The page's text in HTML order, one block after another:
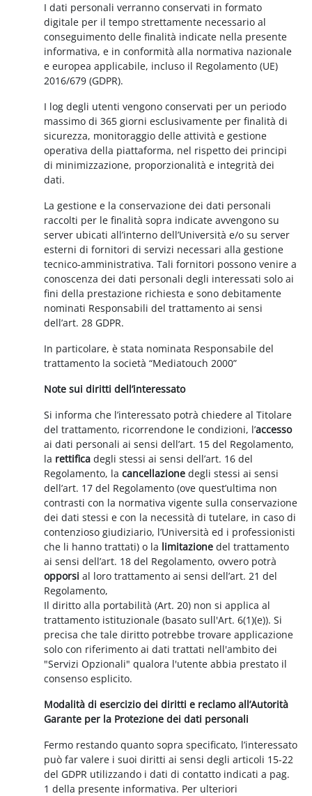
I dati personali verranno conservati in formato
digitale per il tempo strettamente necessario al
conseguimento delle finalità indicate nella presente
informativa, e in conformità alla normativa nazionale
e europea applicabile, incluso il Regolamento (UE)
2016/679 (GDPR).
I log degli utenti vengono conservati per un periodo
massimo di 365 giorni esclusivamente per finalità di
sicurezza, monitoraggio delle attività e gestione
operativa della piattaforma, nel rispetto dei principi
di minimizzazione, proporzionalità e integrità dei
dati.
La gestione e la conservazione dei dati personali
raccolti per le finalità sopra indicate avvengono su
server ubicati all’interno dell’Università e/o su server
esterni di fornitori di servizi necessari alla gestione
tecnico-amministrativa. Tali fornitori possono venire a
conoscenza dei dati personali degli interessati solo ai
fini della prestazione richiesta e sono debitamente
nominati Responsabili del trattamento ai sensi
dell’art. 28 GDPR.
In particolare, è stata nominata Responsabile del
trattamento la società “Mediatouch 2000”
Note sui diritti dell’interessato
Si informa che l’interessato potrà chiedere al Titolare
del trattamento, ricorrendone le condizioni, l’accesso
ai dati personali ai sensi dell’art. 15 del Regolamento,
la rettificadegli stessi ai sensi dell’art. 16 del
Regolamento, lacancellazione degli stessi ai sensi
dell’art. 17 del Regolamento (ove quest’ultima non
contrasti con la normativa vigente sulla conservazione
dei dati stessi e con la necessità di tutelare, in caso di
contenzioso giudiziario, l’Università ed i professionisti
che li hanno trattati) o la limitazione del trattamento
ai sensi dell’art. 18 del Regolamento, ovvero potrà
opporsi al loro trattamento ai sensi dell’art. 21 del
Regolamento,
Il diritto alla portabilità (Art. 20) non si applica al
trattamento istituzionale (basato sull'Art. 6(1)(e)). Si
precisa che tale diritto potrebbe trovare applicazione
solo con riferimento ai dati trattati nell'ambito dei
"Servizi Opzionali" qualora l'utente abbia prestato il
consenso esplicito.
Modalità di esercizio dei diritti e reclamo all’Autorità
Garante per la Protezione dei dati personali
Fermo restando quanto sopra specificato, l’interessato
può far valere i suoi diritti ai sensi degli articoli 15-22
del GDPR utilizzando i dati di contatto indicati a pag.
1 della presente informativa. Per ulteriori